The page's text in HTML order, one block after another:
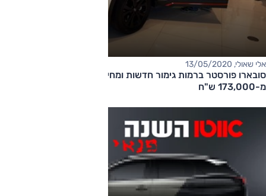
אלי שאולי, 13/05/2020
סובארו פורסטר ברמות גימור חדשות ומחיר הכניסה יורד: החל
מ-173,000 ש"ח